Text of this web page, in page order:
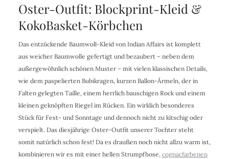
Oster-Outfit: Blockprint-Kleid &
KokoBasket-Körbchen
Das entzückende Baumwoll-Kleid von Indian Affairs ist komplett
aus weicher Baumwolle gefertigt und bezaubert – neben dem
außergewöhnlich schönen Muster – mit vielen klassischen Details,
wie dem paspelierten Bubikragen, kurzen Ballon-Ärmeln, der in
Falten gelegten Taille, einem herrlich bauschigen Rock und einem
kleinen geknöpften Riegel im Rücken. Ein wirklich besonderes
Stück für Fest- und Sonntage und dennoch nicht zu kitschig oder
verspielt. Das diesjährige Oster-Outfit unserer Tochter steht
somit natürlich schon fest! Da es draußen noch nicht allzu warm ist,
kombinieren wir es mit einer hellen Strumpfhose, cognacfarbenen